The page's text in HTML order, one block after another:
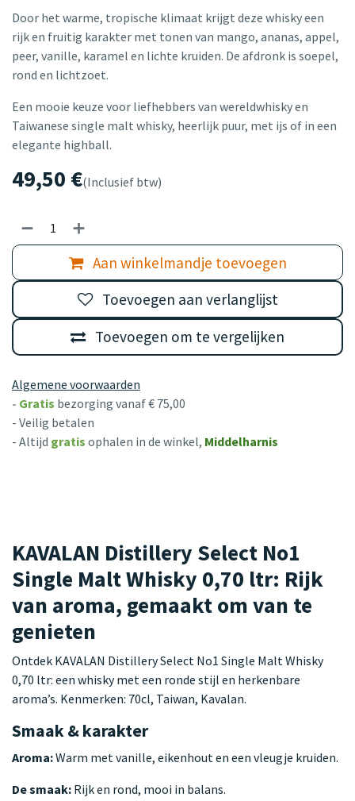
Door het warme, tropische klimaat krijgt deze whisky een
rijk en fruitig karakter met tonen van mango, ananas, appel,
peer, vanille, karamel en lichte kruiden. De afdronk is soepel,
rond en lichtzoet.
Een mooie keuze voor liefhebbers van wereldwhisky en
Taiwanese single malt whisky, heerlijk puur, met ijs of in een
elegante highball.
49,50 €(Inclusief btw)
Aan winkelmandje toevoegen
Toevoegen om te vergelijken
Toevoegen aan verlanglijst
Algemene voorwaarden
- Gratis bezorging vanaf € 75,00
- Veilig betalen
- Altijd gratis ophalen in de winkel, Middelharnis
KAVALAN Distillery Select No1
Single Malt Whisky 0,70 ltr: Rijk
van aroma, gemaakt om van te
genieten
Ontdek KAVALAN Distillery Select No1 Single Malt Whisky
0,70 ltr: een whisky met een ronde stijl en herkenbare
aroma’s. Kenmerken: 70cl, Taiwan, Kavalan.
Smaak & karakter
Aroma:Warm met vanille, eikenhout en een vleugje kruiden.
De smaak: Rijk en rond, mooi in balans.